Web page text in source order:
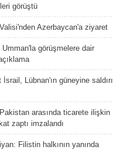
görüştü
Azerbaycan'a ziyaret
Umman'la görüşmelere dair
Lübnan'ın güneyine saldırı
arasında ticarete ilişkin
zaptı imzalandı
Filistin halkının yanında